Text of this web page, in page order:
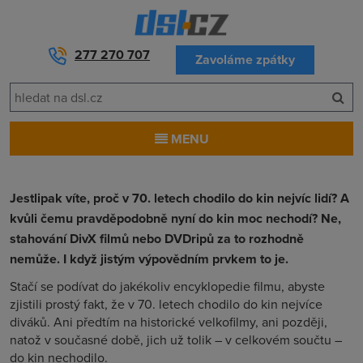
277 270 707 Zavoláme zpátky
MENU
Jestlipak víte, proč v 70. letech chodilo do kin nejvíc lidí? A
kvůli čemu pravděpodobně nyní do kin moc nechodí? Ne,
stahování DivX filmů nebo DVDripů za to rozhodně
nemůže. I když jistým výpovědním prvkem to je.
Stačí se podívat do jakékoliv encyklopedie filmu, abyste
zjistili prostý fakt, že v 70. letech chodilo do kin nejvíce
diváků. Ani předtím na historické velkofilmy, ani později,
natož v současné době, jich už tolik – v celkovém součtu –
do kin nechodilo.